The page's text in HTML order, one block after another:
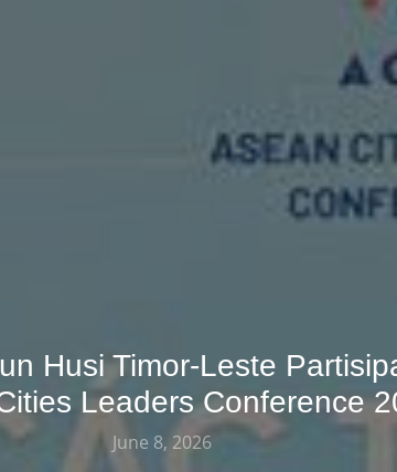
Husi Timor-Leste
Leaders Conference
June 8, 2026